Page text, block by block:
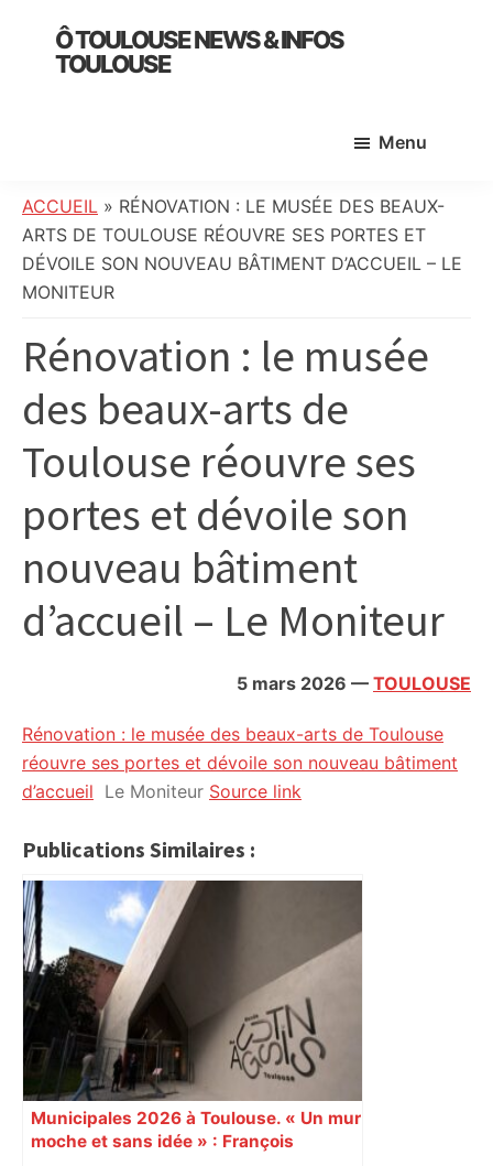
primary
Ô TOULOUSE NEWS & INFOS
TOULOUSE
:
info
locale,
société,
politique,
météo,
faits
et
citoyennes
Menu
ACCUEIL » RÉNOVATION : LE MUSÉE DES BEAUX-
ARTS DE TOULOUSE RÉOUVRE SES PORTES ET
DÉVOILE SON NOUVEAU BÂTIMENT D’ACCUEIL – LE
MONITEUR
Rénovation : le musée
des beaux-arts de
Toulouse réouvre ses
portes et dévoile son
nouveau bâtiment
d’accueil – Le Moniteur
5 mars 2026 — TOULOUSE
Rénovation : le musée des beaux-arts de Toulouse
réouvre ses portes et dévoile son nouveau bâtiment
d’accueil Le Moniteur Source link
Publications Similaires :
Municipales 2026 à Toulouse. « Un mur
moche et sans idée » : François